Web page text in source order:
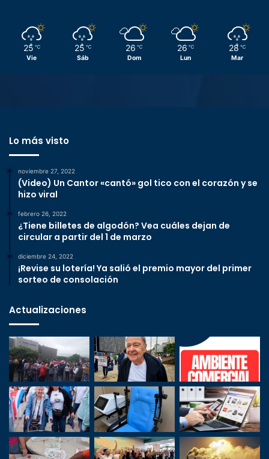
25 ℃
Vie
25 ℃
Sáb
26 ℃
Dom
26 ℃
Lun
28 ℃
Mar
Lo más visto
noviembre 27, 2022
(Video) Un Cantor «cantó» gol tico con el corazón y se
hizo viral
febrero 26, 2022
¿Tiene billetes de algodón? Vea cuáles dejan de
circular a partir del 1 de marzo
diciembre 24, 2022
¡Revise su lotería! Ya salió el premio mayor del primer
sorteo de consolación
Actualizaciones